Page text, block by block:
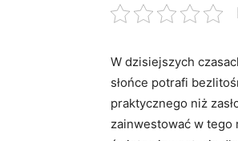
W⁣ dzisiejszych
słońce potrafi
praktycznego niż
zainwestować w tego